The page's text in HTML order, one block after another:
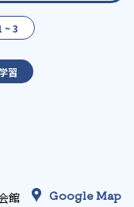
~ 3
習
館 Google Map